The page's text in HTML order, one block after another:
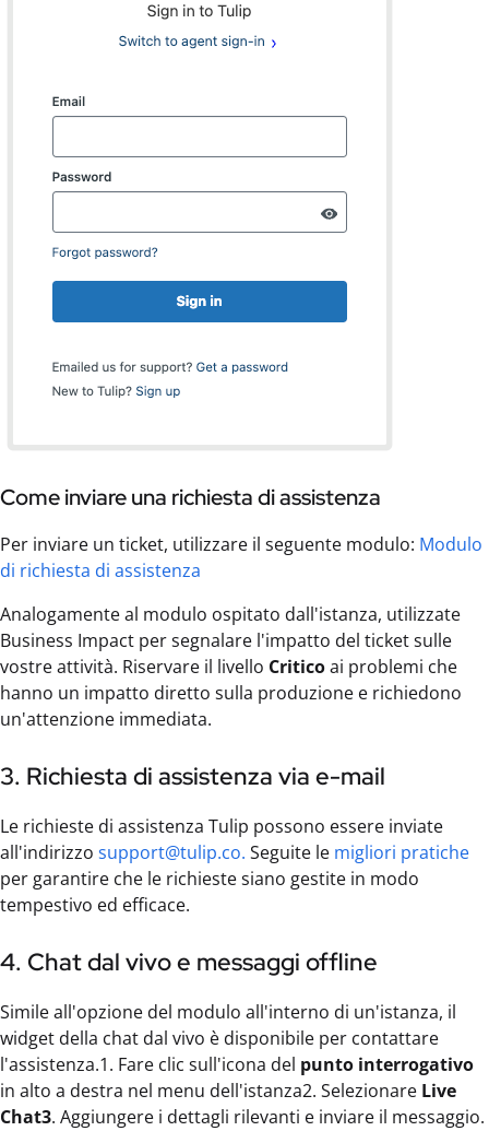
Come inviare una richiesta di assistenza
Per inviare un ticket, utilizzare il seguente modulo: Modulo
di richiesta di assistenza
Analogamente al modulo ospitato dall'istanza, utilizzate
Business Impact per segnalare l'impatto del ticket sulle
vostre attività. Riservare il livello Criticoai problemi che
hanno un impatto diretto sulla produzione e richiedono
un'attenzione immediata.
3. Richiesta di assistenza via e-mail
Le richieste di assistenza Tulip possono essere inviate
all'indirizzo support@tulip.co. Seguite le migliori pratiche
per garantire che le richieste siano gestite in modo
tempestivo ed efficace.
4. Chat dal vivo e messaggi offline
Simile all'opzione del modulo all'interno di un'istanza, il
widget della chat dal vivo è disponibile per contattare
l'assistenza.1. Fare clic sull'icona del punto interrogativo
in alto a destra nel menu dell'istanza2. Selezionare Live
Chat3. Aggiungere i dettagli rilevanti e inviare il messaggio.